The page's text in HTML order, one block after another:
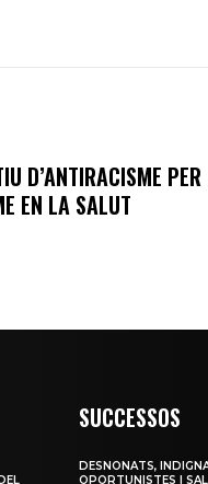
D’ANTIRACISME PER
EN LA SALUT
SUCCESSOS
DESNONATS,
OPORTUNISTES I